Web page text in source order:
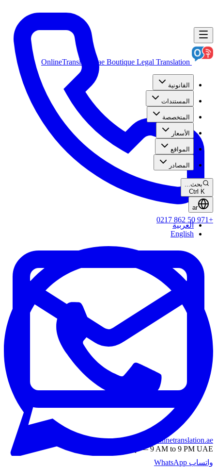
+971 50 862 0217
info@onlinetranslation.ae
WhatsApp — 9 AM to 9 PM UAE
OnlineTranslation.ae Boutique Legal Translation
القانونية
المستندات
المتخصصة
الأسعار
المواقع
المصادر
بحث...
Ctrl K
ar
العربية
English
واتساب WhatsApp